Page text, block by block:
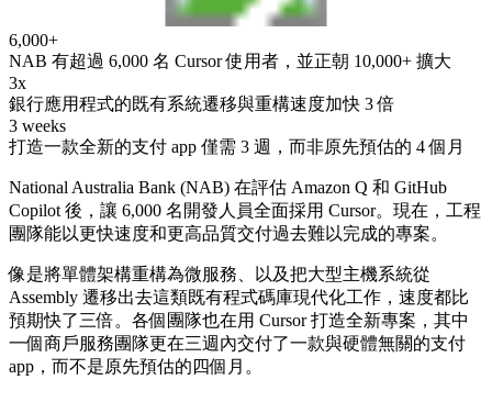
6,000+
NAB 有超過 6,000 名 Cursor 使用者，並正朝 10,000+ 擴大
3x
銀行應用程式的既有系統遷移與重構速度加快 3 倍
3 weeks
打造一款全新的支付 app 僅需 3 週，而非原先預估的 4 個月
National Australia Bank (NAB) 在評估 Amazon Q 和 GitHub
Copilot 後，讓 6,000 名開發人員全面採用 Cursor。現在，工程
團隊能以更快速度和更高品質交付過去難以完成的專案。
像是將單體架構重構為微服務、以及把大型主機系統從
Assembly 遷移出去這類既有程式碼庫現代化工作，速度都比
預期快了三倍。各個團隊也在用 Cursor 打造全新專案，其中
一個商戶服務團隊更在三週內交付了一款與硬體無關的支付
app，而不是原先預估的四個月。